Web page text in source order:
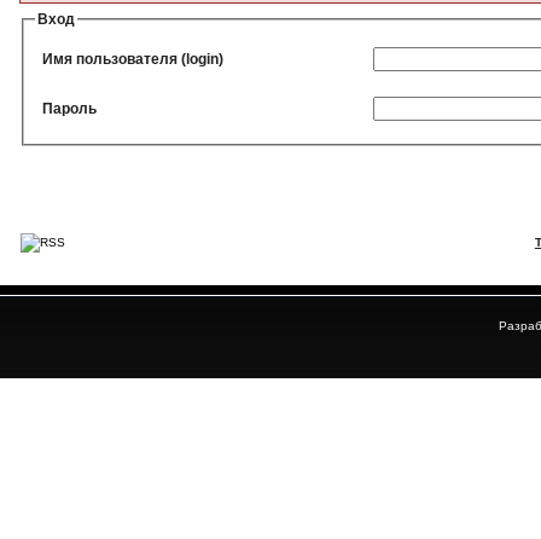
Вход
Имя пользователя (login)
Пароль